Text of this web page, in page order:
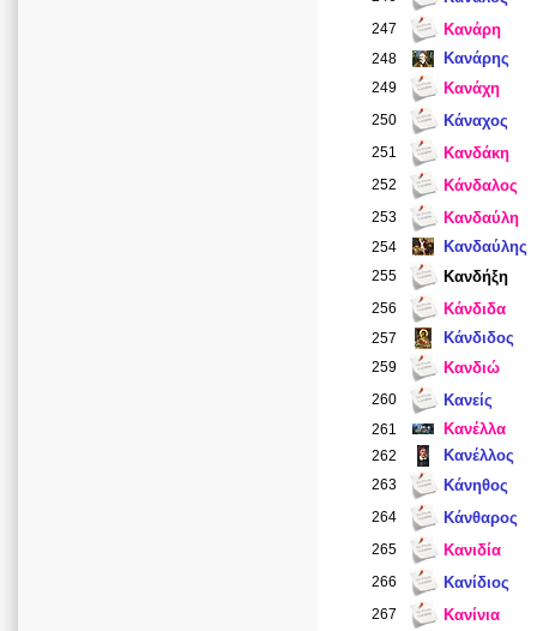
247 Κανάρη
248 Κανάρης
249 Κανάχη
250 Κάναχος
251 Κανδάκη
252 Κάνδαλος
253 Κανδαύλη
254 Κανδαύλης
255 Κανδήξη
256 Κάνδιδα
257 Κάνδιδος
259 Κανδιώ
260 Κανείς
261 Κανέλλα
262 Κανέλλος
263 Κάνηθος
264 Κάνθαρος
265 Κανιδία
266 Κανίδιος
267 Κανίνια